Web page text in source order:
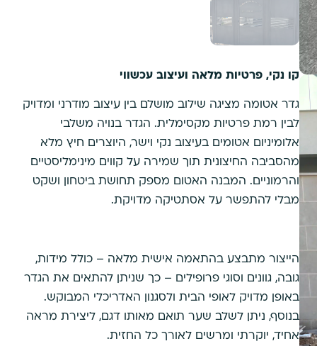
קו נקי, פרטיות מלאה ועיצוב עכשווי
גדר אטומה מציגה שילוב מושלם בין עיצוב מודרני ומדויק
לבין רמת פרטיות מקסימלית. הגדר בנויה משלבי
אלומיניום אטומים בעיצוב נקי וישר, היוצרים חיץ מלא
מהסביבה החיצונית תוך שמירה על קווים מינימליסטיים
והרמוניים. המבנה האטום מספק תחושת ביטחון ושקט
מבלי להתפשר על אסתטיקה מדויקת.
הייצור מתבצע בהתאמה אישית מלאה – כולל מידות,
גובה, גוונים וסוגי פרופילים – כך שניתן להתאים את הגדר
באופן מדויק לאופי הבית ולסגנון האדריכלי המבוקש.
בנוסף, ניתן לשלב שער תואם מאותו דגם, ליצירת מראה
אחיד, יוקרתי ומרשים לאורך כל החזית.